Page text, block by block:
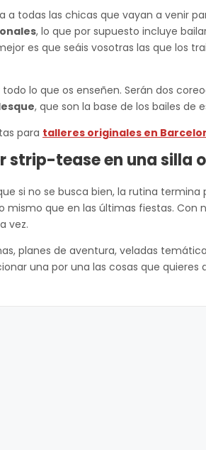
todas las chicas que vayan a venir
, lo que por supuesto incluye
es que seáis vosotras las que los
lo que os enseñen. Serán dos
, que son la base de los bailes de
para talleres originales en
strip-tease en una silla
si no se busca bien, la rutina termina
mismo que en las últimas fiestas. Con
vez.
planes de aventura, veladas
una por una las cosas que quieres